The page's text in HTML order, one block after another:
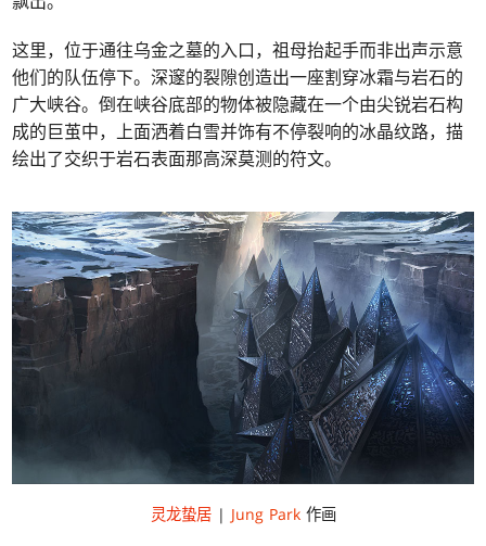
这里，位于通往乌金之墓的入口，祖母抬起手而非出声示意
他们的队伍停下。深邃的裂隙创造出一座割穿冰霜与岩石的
广大峡谷。倒在峡谷底部的物体被隐藏在一个由尖锐岩石构
成的巨茧中，上面洒着白雪并饰有不停裂响的冰晶纹路，描
绘出了交织于岩石表面那高深莫测的符文。
灵龙蛰居| Jung Park作画